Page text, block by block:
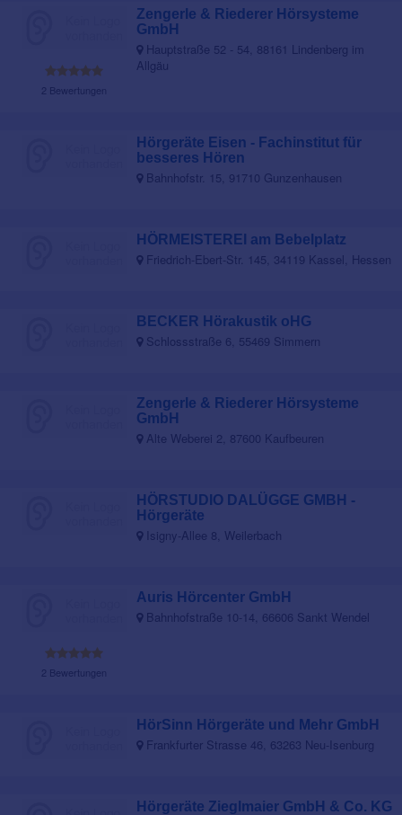
2 Bewertungen
Zengerle & Riederer Hörsysteme
GmbH
Hauptstraße 52 - 54, 88161 Lindenberg im
Allgäu
Hörgeräte Eisen - Fachinstitut für
besseres Hören
Bahnhofstr. 15, 91710 Gunzenhausen
HÖRMEISTEREI am Bebelplatz
Friedrich-Ebert-Str. 145, 34119 Kassel, Hessen
BECKER Hörakustik oHG
Schlossstraße 6, 55469 Simmern
Zengerle & Riederer Hörsysteme
GmbH
Alte Weberei 2, 87600 Kaufbeuren
HÖRSTUDIO DALÜGGE GMBH -
Hörgeräte
Isigny-Allee 8, Weilerbach
2 Bewertungen
Auris Hörcenter GmbH
Bahnhofstraße 10-14, 66606 Sankt Wendel
HörSinn Hörgeräte und Mehr GmbH
Frankfurter Strasse 46, 63263 Neu-Isenburg
Hörgeräte Zieglmaier GmbH & Co. KG